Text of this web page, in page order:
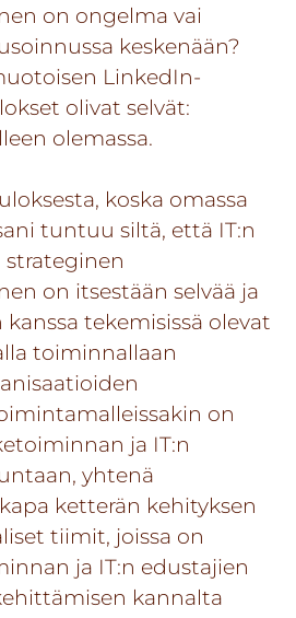
on ongelma vai
keskenään?
LinkedIn-
olivat selvät:
olemassa.
koska omassa
tuntuu siltä, että IT:n
on itsestään selvää ja
tekemisissä olevat
toiminnallaan
on
ja IT:n
yhtenä
ketterän kehityksen
tiimit, joissa on
ja IT:n edustajien
kannalta